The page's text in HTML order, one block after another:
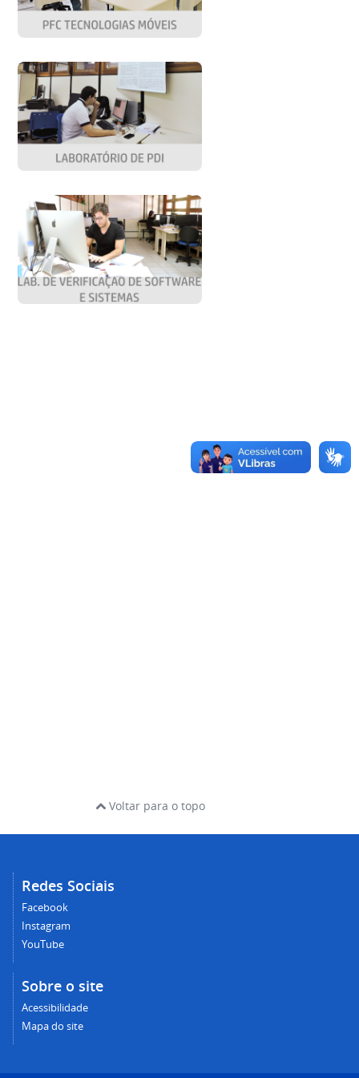
Voltar para o topo
Redes Sociais
Facebook
Instagram
YouTube
Sobre o site
Acessibilidade
Mapa do site